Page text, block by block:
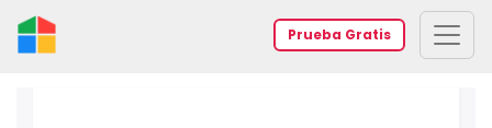
Prueba Gratis